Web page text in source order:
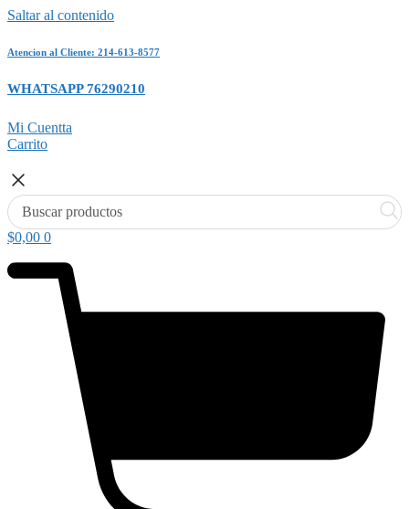
Saltar al contenido
Atencion al Cliente: 214-613-8577
WHATSAPP 76290210
Mi Cuentta
Carrito
$0,00 0